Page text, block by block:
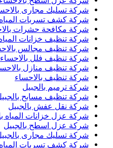
شركة تسليك مجارى
شركة كشف تسربات المياه
شركة مكافحة حشرات
شركة تنظيف خزانات
شركة تنظيف مجالس
شركة تنظيف فلل بالاحساء
شركة تنظيف منازل
شركة تنظيف بالاحساء
شركة ترميم بالجبيل
شركة تنظيف مسابح
شركة نقل عفش بالجبيل
شركة عزل خزانات المياه
شركة عزل اسطح بالجبيل
شركة تسليك مجارى
شركة كشف تسربات المياه